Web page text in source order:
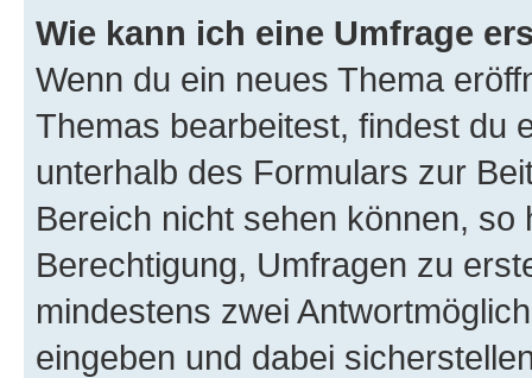
Wie kann ich eine Umfrage
Wenn du ein neues Thema
Themas bearbeitest, findest du
unterhalb des Formulars zur
Bereich nicht sehen können,
Berechtigung, Umfragen zu
mindestens zwei
eingeben und dabei